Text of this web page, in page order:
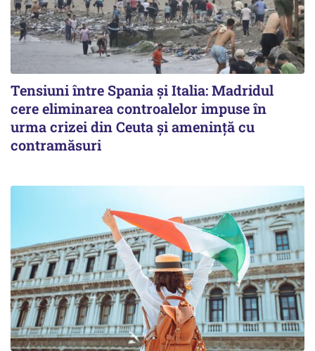
Tensiuni între Spania și Italia: Madridul
cere eliminarea controalelor impuse în
urma crizei din Ceuta și amenință cu
contramăsuri